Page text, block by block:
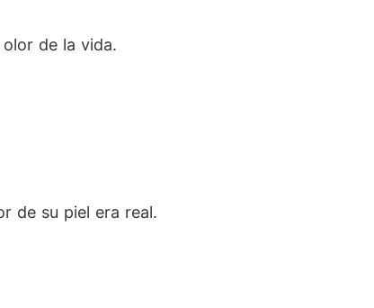
de la vida.
de su piel era real.